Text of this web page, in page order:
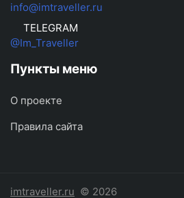
info@imtraveller.ru
TELEGRAM
@Im_Traveller
Пункты меню
О проекте
Правила сайта
imtraveller.ru © 2026